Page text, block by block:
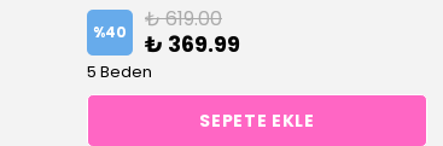
%40 ₺ 619.00
₺ 369.99
5 Beden
SEPETE EKLE